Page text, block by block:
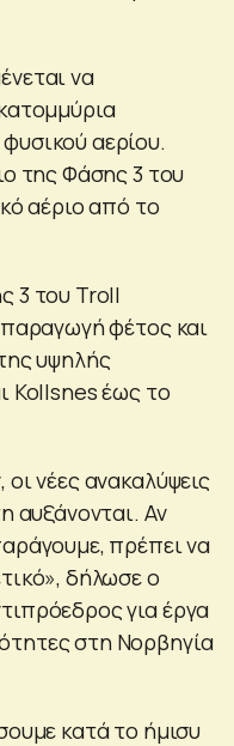
να
αερίου.
της Φάσης 3 του
αέριο από το
3 του Troll
παραγωγή φέτος και
υψηλής
Kollsnes έως το
νέες ανακαλύψεις
αυξάνονται. Αν
πρέπει να
δήλωσε ο
για έργα
στη Νορβηγία
κατά το ήμισυ